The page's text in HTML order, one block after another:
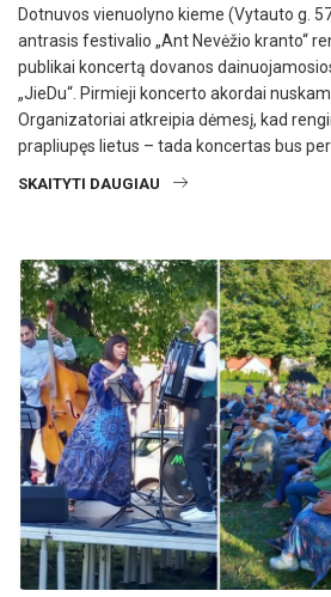
Dotnuvos vienuolyno kieme (Vytauto g.
antrasis festivalio „Ant Nevėžio kranto“
publikai koncertą dovanos
„JieDu“. Pirmieji koncerto akordai
Organizatoriai atkreipia dėmesį, kad
prapliupęs lietus – tada koncertas bus
SKAITYTI DAUGIAU